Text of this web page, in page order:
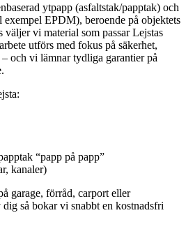
ytpapp (asfaltstak/papptak) och
EPDM), beroende på objektets
väljer vi material som passar Lejstas
utförs med fokus på säkerhet,
och vi lämnar tydliga garantier på
“papp på papp”
kanaler)
garage, förråd, carport eller
så bokar vi snabbt en kostnadsfri